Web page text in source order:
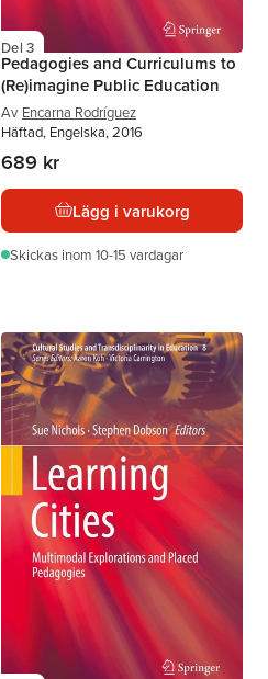
Del 3
Pedagogies and Curriculums to
(Re)imagine Public Education
Av Encarna Rodríguez
Häftad, Engelska, 2016
689 kr
Lägg i varukorg
Skickas inom 10-15 vardagar